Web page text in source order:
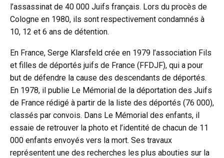
l’assassinat de 40 000 Juifs français. Lors du procès de
Cologne en 1980, ils sont respectivement condamnés à
10, 12 et 6 ans de détention.
En France, Serge Klarsfeld crée en 1979 l’association Fils
et filles de déportés juifs de France (FFDJF), qui a pour
but de défendre la cause des descendants de déportés.
En 1978, il publie Le Mémorial de la déportation des Juifs
de France rédigé à partir de la liste des déportés (76 000),
classés par convois. Dans Le Mémorial des enfants, il
essaie de retrouver la photo et l’identité de chacun de 11
000 enfants envoyés vers la mort. Ses travaux
représentent une des recherches les plus abouties sur la